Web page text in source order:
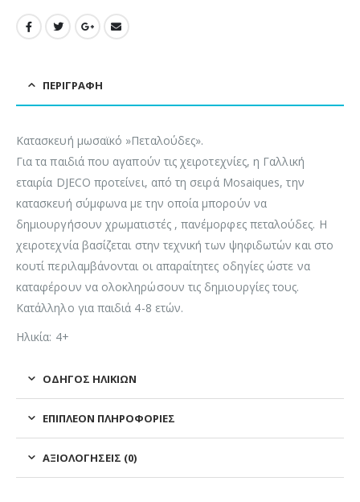
ΠΕΡΙΓΡΑΦΉ
Κατασκευή μωσαϊκό »Πεταλούδες».
Για τα παιδιά που αγαπούν τις χειροτεχνίες, η Γαλλική
εταιρία DJECO προτείνει, από τη σειρά Mosaiques, την
κατασκευή σύμφωνα με την οποία μπορούν να
δημιουργήσουν χρωματιστές , πανέμορφες πεταλούδες. Η
χειροτεχνία βασίζεται στην τεχνική των ψηφιδωτών και στο
κουτί περιλαμβάνονται οι απαραίτητες οδηγίες ώστε να
καταφέρουν να ολοκληρώσουν τις δημιουργίες τους.
Κατάλληλο για παιδιά 4-8 ετών.
Ηλικία: 4+
ΟΔΗΓΌΣ ΗΛΙΚΙΏΝ
ΕΠΙΠΛΈΟΝ ΠΛΗΡΟΦΟΡΊΕΣ
ΑΞΙΟΛΟΓΉΣΕΙΣ (0)